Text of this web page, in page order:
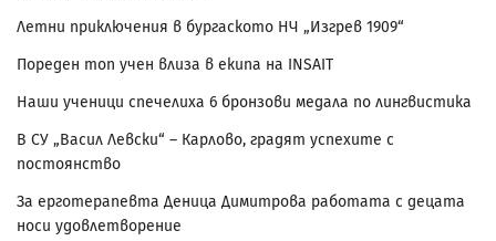
Летни приключения в бургаското НЧ „Изгрев 1909“
Пореден топ учен влиза в екипа на INSAIT
Наши ученици спечелиха 6 бронзови медала по лингвистика
В СУ „Васил Левски“ – Карлово, градят успехите с
постоянство
За ерготерапевта Деница Димитрова работата с децата
носи удовлетворение